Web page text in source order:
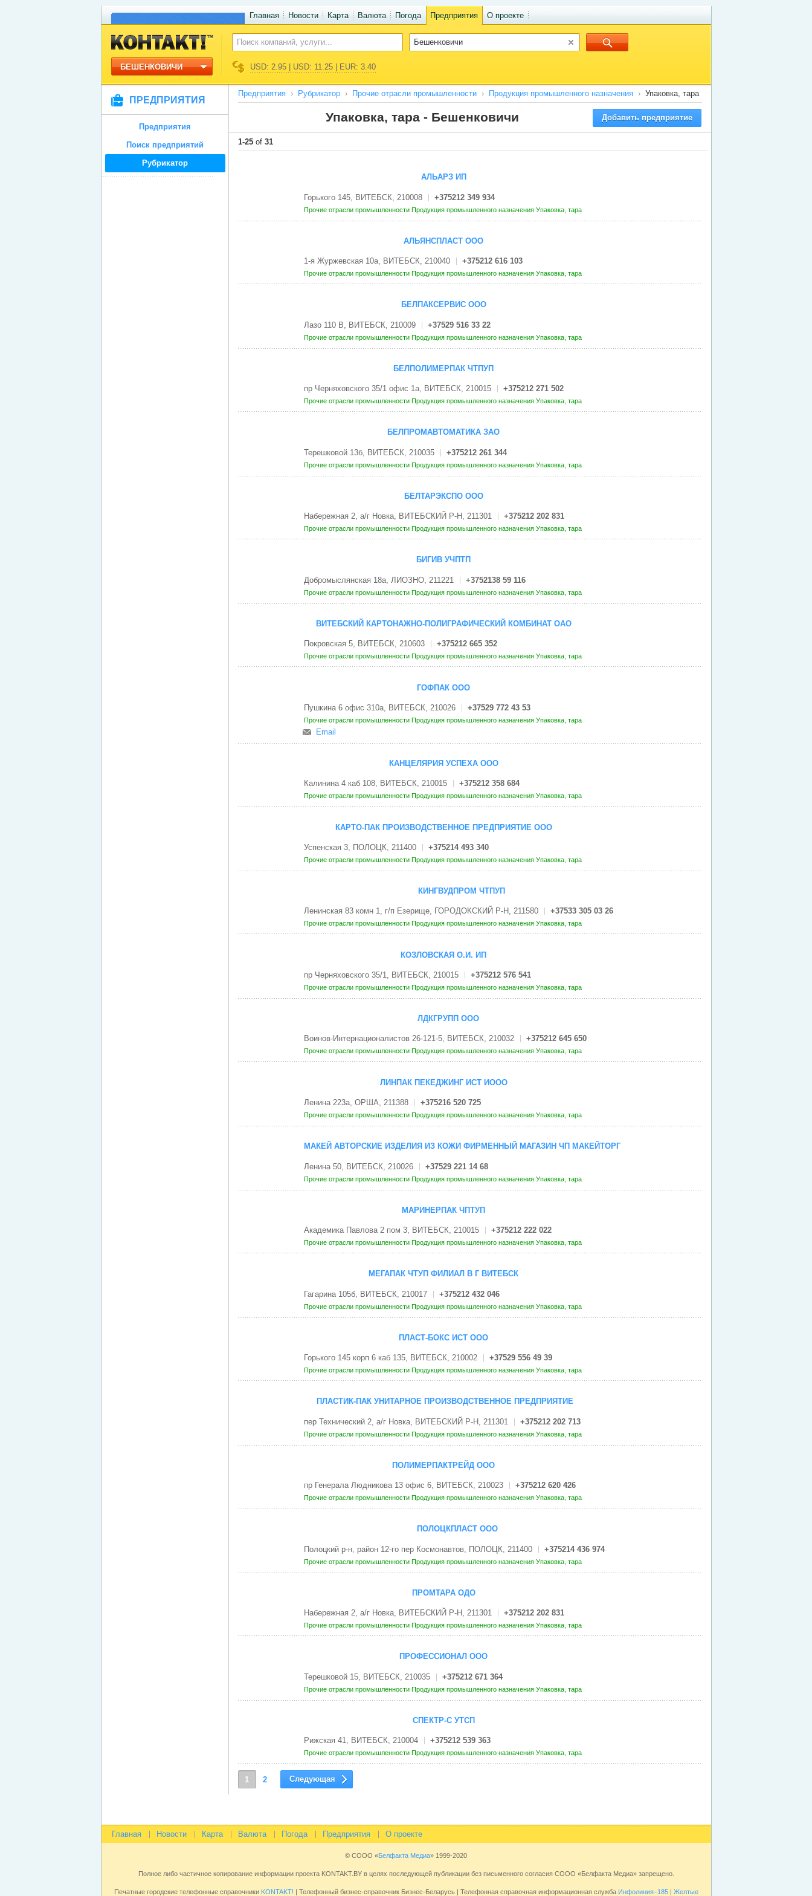
Главная Новости Карта Валюта Погода Предприятия О проекте
БЕШЕНКОВИЧИ USD: 2.95 | USD: 11.25 | EUR: 3.40
ПРЕДПРИЯТИЯ
Предприятия
Поиск предприятий
Рубрикатор
Предприятия Рубрикатор Прочие отрасли промышленности Продукция промышленного назначения Упаковка, тара
Упаковка, тара - Бешенковичи Добавить предприятие
1-25of 31
АЛЬАРЗ ИП
Горького 145, ВИТЕБСК, 210008 +375212 349 934
Прочие отрасли промышленности Продукция промышленного назначения Упаковка, тара
АЛЬЯНСПЛАСТ ООО
1-я Журжевская 10а, ВИТЕБСК, 210040 +375212 616 103
Прочие отрасли промышленности Продукция промышленного назначения Упаковка, тара
БЕЛПАКСЕРВИС ООО
Лазо 110 В, ВИТЕБСК, 210009 +37529 516 33 22
Прочие отрасли промышленности Продукция промышленного назначения Упаковка, тара
БЕЛПОЛИМЕРПАК ЧТПУП
пр Черняховского 35/1 офис 1а, ВИТЕБСК, 210015 +375212 271 502
Прочие отрасли промышленности Продукция промышленного назначения Упаковка, тара
БЕЛПРОМАВТОМАТИКА ЗАО
Терешковой 13б, ВИТЕБСК, 210035 +375212 261 344
Прочие отрасли промышленности Продукция промышленного назначения Упаковка, тара
БЕЛТАРЭКСПО ООО
Набережная 2, а/г Новка, ВИТЕБСКИЙ Р-Н, 211301 +375212 202 831
Прочие отрасли промышленности Продукция промышленного назначения Упаковка, тара
БИГИВ УЧПТП
Добромыслянская 18а, ЛИОЗНО, 211221 +3752138 59 116
Прочие отрасли промышленности Продукция промышленного назначения Упаковка, тара
ВИТЕБСКИЙ КАРТОНАЖНО-ПОЛИГРАФИЧЕСКИЙ КОМБИНАТ ОАО
Покровская 5, ВИТЕБСК, 210603 +375212 665 352
Прочие отрасли промышленности Продукция промышленного назначения Упаковка, тара
ГОФПАК ООО
Пушкина 6 офис 310а, ВИТЕБСК, 210026 +37529 772 43 53
Прочие отрасли промышленности Продукция промышленного назначения Упаковка, тара
Email
КАНЦЕЛЯРИЯ УСПЕХА ООО
Калинина 4 каб 108, ВИТЕБСК, 210015 +375212 358 684
Прочие отрасли промышленности Продукция промышленного назначения Упаковка, тара
КАРТО-ПАК ПРОИЗВОДСТВЕННОЕ ПРЕДПРИЯТИЕ ООО
Успенская 3, ПОЛОЦК, 211400 +375214 493 340
Прочие отрасли промышленности Продукция промышленного назначения Упаковка, тара
КИНГВУДПРОМ ЧТПУП
Ленинская 83 комн 1, г/п Езерище, ГОРОДОКСКИЙ Р-Н, 211580 +37533 305 03 26
Прочие отрасли промышленности Продукция промышленного назначения Упаковка, тара
КОЗЛОВСКАЯ О.И. ИП
пр Черняховского 35/1, ВИТЕБСК, 210015 +375212 576 541
Прочие отрасли промышленности Продукция промышленного назначения Упаковка, тара
ЛДКГРУПП ООО
Воинов-Интернационалистов 26-121-5, ВИТЕБСК, 210032 +375212 645 650
Прочие отрасли промышленности Продукция промышленного назначения Упаковка, тара
ЛИНПАК ПЕКЕДЖИНГ ИСТ ИООО
Ленина 223а, ОРША, 211388 +375216 520 725
Прочие отрасли промышленности Продукция промышленного назначения Упаковка, тара
МАКЕЙ АВТОРСКИЕ ИЗДЕЛИЯ ИЗ КОЖИ ФИРМЕННЫЙ МАГАЗИН ЧП МАКЕЙТОРГ
Ленина 50, ВИТЕБСК, 210026 +37529 221 14 68
Прочие отрасли промышленности Продукция промышленного назначения Упаковка, тара
МАРИНЕРПАК ЧПТУП
Академика Павлова 2 пом 3, ВИТЕБСК, 210015 +375212 222 022
Прочие отрасли промышленности Продукция промышленного назначения Упаковка, тара
МЕГАПАК ЧТУП ФИЛИАЛ В Г ВИТЕБСК
Гагарина 105б, ВИТЕБСК, 210017 +375212 432 046
Прочие отрасли промышленности Продукция промышленного назначения Упаковка, тара
ПЛАСТ-БОКС ИСТ ООО
Горького 145 корп 6 каб 135, ВИТЕБСК, 210002 +37529 556 49 39
Прочие отрасли промышленности Продукция промышленного назначения Упаковка, тара
ПЛАСТИК-ПАК УНИТАРНОЕ ПРОИЗВОДСТВЕННОЕ ПРЕДПРИЯТИЕ
пер Технический 2, а/г Новка, ВИТЕБСКИЙ Р-Н, 211301 +375212 202 713
Прочие отрасли промышленности Продукция промышленного назначения Упаковка, тара
ПОЛИМЕРПАКТРЕЙД ООО
пр Генерала Людникова 13 офис 6, ВИТЕБСК, 210023 +375212 620 426
Прочие отрасли промышленности Продукция промышленного назначения Упаковка, тара
ПОЛОЦКПЛАСТ ООО
Полоцкий р-н, район 12-го пер Космонавтов, ПОЛОЦК, 211400 +375214 436 974
Прочие отрасли промышленности Продукция промышленного назначения Упаковка, тара
ПРОМТАРА ОДО
Набережная 2, а/г Новка, ВИТЕБСКИЙ Р-Н, 211301 +375212 202 831
Прочие отрасли промышленности Продукция промышленного назначения Упаковка, тара
ПРОФЕССИОНАЛ ООО
Терешковой 15, ВИТЕБСК, 210035 +375212 671 364
Прочие отрасли промышленности Продукция промышленного назначения Упаковка, тара
СПЕКТР-С УТСП
Рижская 41, ВИТЕБСК, 210004 +375212 539 363
Прочие отрасли промышленности Продукция промышленного назначения Упаковка, тара
1 2 Следующая
Главная Новости Карта Валюта Погода Предприятия О проекте
© СООО «Белфакта Медиа» 1999-2020
Полное либо частичное копирование информации проекта KONTAKT.BY в целях последующей публикации без письменного согласия СООО «Белфакта Медиа» запрещено.
Печатные городские телефонные справочникиKONTAKT! | Телефонный бизнес-справочник Бизнес-Беларусь | Телефонная справочная информационная служба Инфолиния–185| Желтые